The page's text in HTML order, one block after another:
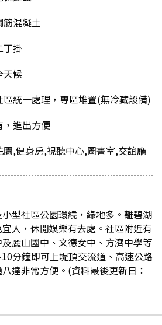
筋混凝土
丁掛
天候
區統一處理，專區堆置(無冷藏設備)
，進出方便
園,健身房,視聽中心,圖書室,交誼廳
型社區公園環繞，綠地多。離碧湖
人，休閒娛樂有去處。社區附近有
麗山國中、文德女中、方濟中學等
分鐘即可上堤頂交流道、高速公路
達非常方便。(資料最後更新日：